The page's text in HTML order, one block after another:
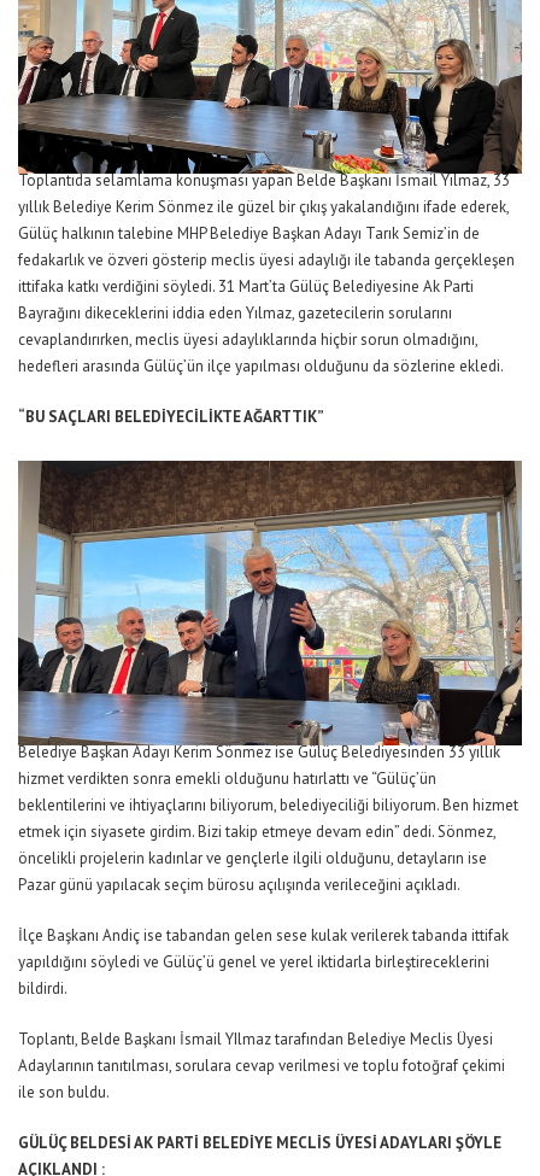
Toplantıda selamlama konuşması yapan Belde Başkanı İsmail Yılmaz, 33
yıllık Belediye Kerim Sönmez ile güzel bir çıkış yakalandığını ifade ederek,
Gülüç halkının talebine MHP Belediye Başkan Adayı Tarık Semiz’in de
fedakarlık ve özveri gösterip meclis üyesi adaylığı ile tabanda gerçekleşen
ittifaka katkı verdiğini söyledi. 31 Mart’ta Gülüç Belediyesine Ak Parti
Bayrağını dikeceklerini iddia eden Yılmaz, gazetecilerin sorularını
cevaplandırırken, meclis üyesi adaylıklarında hiçbir sorun olmadığını,
hedefleri arasında Gülüç’ün ilçe yapılması olduğunu da sözlerine ekledi.
“BU SAÇLARI BELEDİYECİLİKTE AĞARTTIK”
Belediye Başkan Adayı Kerim Sönmez ise Gülüç Belediyesinden 33 yıllık
hizmet verdikten sonra emekli olduğunu hatırlattı ve “Gülüç’ün
beklentilerini ve ihtiyaçlarını biliyorum, belediyeciliği biliyorum. Ben hizmet
etmek için siyasete girdim. Bizi takip etmeye devam edin” dedi. Sönmez,
öncelikli projelerin kadınlar ve gençlerle ilgili olduğunu, detayların ise
Pazar günü yapılacak seçim bürosu açılışında verileceğini açıkladı.
İlçe Başkanı Andiç ise tabandan gelen sese kulak verilerek tabanda ittifak
yapıldığını söyledi ve Gülüç’ü genel ve yerel iktidarla birleştireceklerini
bildirdi.
Toplantı, Belde Başkanı İsmail YIlmaz tarafından Belediye Meclis Üyesi
Adaylarının tanıtılması, sorulara cevap verilmesi ve toplu fotoğraf çekimi
ile son buldu.
GÜLÜÇ BELDESİ AK PARTİ BELEDİYE MECLİS ÜYESİ ADAYLARI ŞÖYLE
AÇIKLANDI :